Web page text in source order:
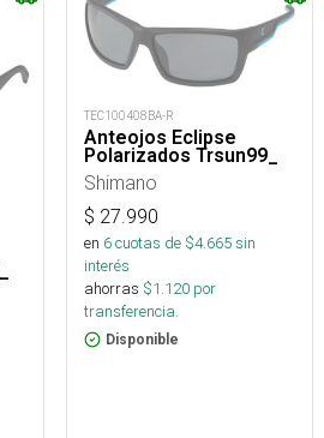
TEC100408BA-R
Anteojos Eclipse
Polarizados Trsun99_
Shimano
$ 27.990
en 6cuotas de $4.665sin
interés
ahorras $1.120 por
transferencia.
Disponible